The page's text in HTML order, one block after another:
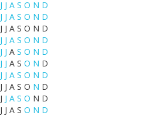
J J A S O N D
J J A S O N D
J J A S O N D
J J A S O N D
J J A S O N D
J J A S O N D
J J A S O N D
J J A S O N D
J J A S O N D
J J A S O N D